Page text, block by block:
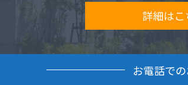
詳細はこ
お電話で